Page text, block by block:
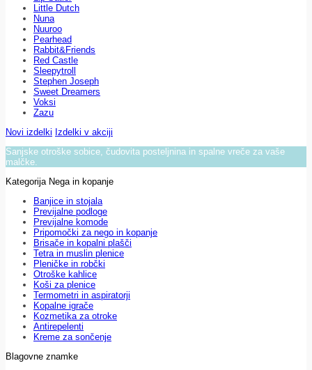
Little Dutch
Nuna
Nuuroo
Pearhead
Rabbit&Friends
Red Castle
Sleepytroll
Stephen Joseph
Sweet Dreamers
Voksi
Zazu
Novi izdelki Izdelki v akciji
Sanjske otroške sobice, čudovita posteljnina in spalne vreče za vaše
malčke.
Kategorija Nega in kopanje
Banjice in stojala
Previjalne podloge
Previjalne komode
Pripomočki za nego in kopanje
Brisače in kopalni plašči
Tetra in muslin plenice
Pleničke in robčki
Otroške kahlice
Koši za plenice
Termometri in aspiratorji
Kopalne igrače
Kozmetika za otroke
Antirepelenti
Kreme za sončenje
Blagovne znamke